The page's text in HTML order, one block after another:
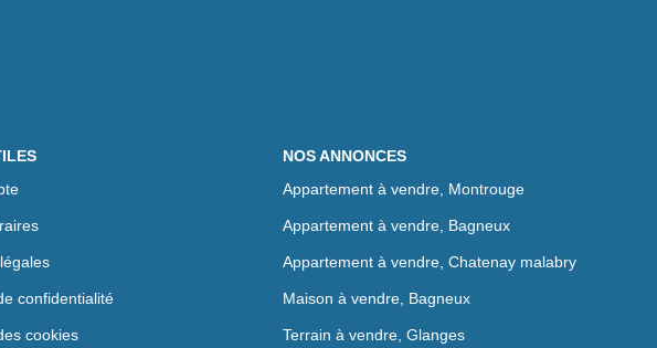
confidentialité
cookies
NOS ANNONCES
Appartement à vendre, Montrouge
Appartement à vendre, Bagneux
Appartement à vendre, Chatenay malabry
Maison à vendre, Bagneux
Terrain à vendre, Glanges